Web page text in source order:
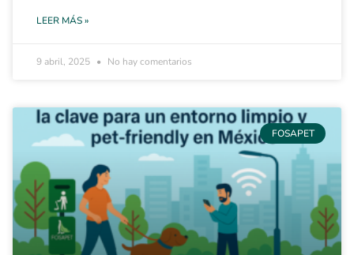
LEER MÁS »
9 abril, 2025 No hay comentarios
FOSAPET